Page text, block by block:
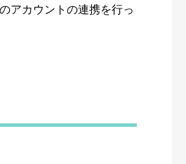
アカウントの連携を行っ